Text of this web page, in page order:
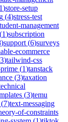
1)store-setup
(4)stress-test
management
1)subscription
)support (6)surveys
ecommerce
3)tailwind-css
(1)tanstack
(3)taxation
(3)temu
(7)text-messaging
of-constraints